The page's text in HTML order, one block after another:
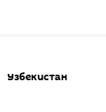
Узбекистан